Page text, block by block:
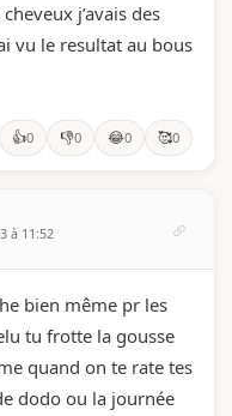
j’avais des
vu le resultat au bous
👍0 👎0 😂0 🥰0
à 11:52
bien même pr les
tu frotte la gousse
quand on te rate tes
dodo ou la journée